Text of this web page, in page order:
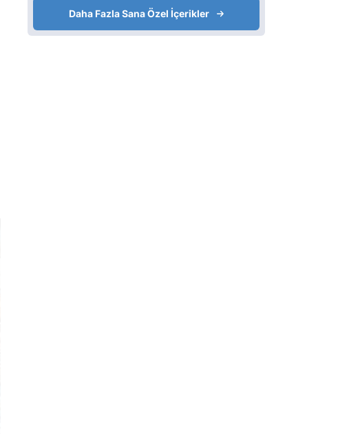
Daha Fazla Sana Özel İçerikler